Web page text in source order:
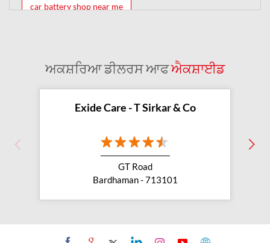
car battery shop near me
exide dealer near me exide showroom near me
exide battery showroom near me
exide battery dealer inverter battery
inverter shop near me
ਅਕਸ਼ਰਿਆ ਡੀਲਰਸ ਆਫਐਕਸ਼ਾਈਡ
Exide Care - T Sirkar & Co
GT Road
Bardhaman - 713101